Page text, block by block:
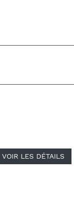
VOIR LES DÉTAILS